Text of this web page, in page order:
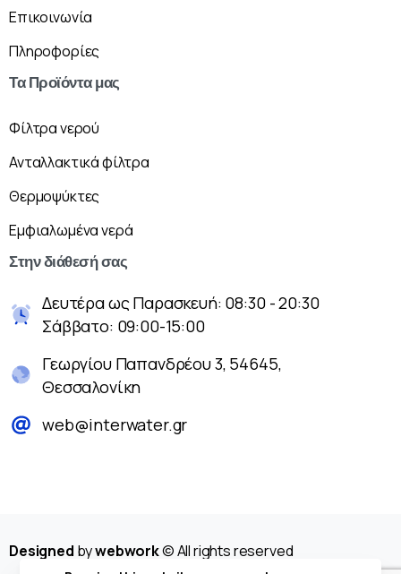
Επικοινωνία
Πληροφορίες
Τα Προϊόνταμας
Φίλτρα νερού
Ανταλλακτικά φίλτρα
Θερμοψύκτες
Εμφιαλωμένα νερά
Στηνδιάθεσήσας
Δευτέρα ως Παρασκευή: 08:30 - 20:30
Σάββατο: 09:00-15:00
Γεωργίου Παπανδρέου 3, 54645,
Θεσσαλονίκη
web@interwater.gr
Designed bywebwork© All rights reserved